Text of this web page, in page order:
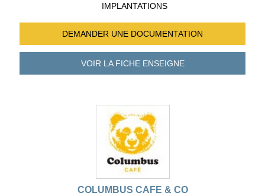
IMPLANTATIONS
DEMANDER UNE DOCUMENTATION
VOIR LA FICHEENSEIGNE
COLUMBUS CAFE & CO